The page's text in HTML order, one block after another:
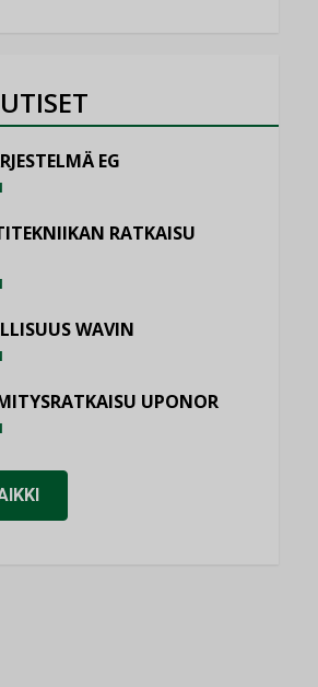
EG
RATKAISU
WAVIN
UPONOR